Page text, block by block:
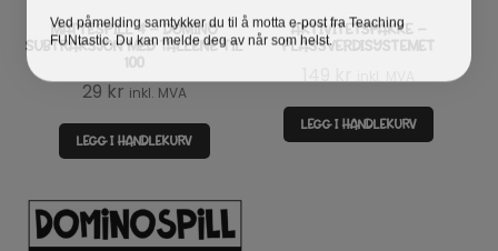
MATTESPILL 4 – DOMINO
SUBTRAKSJON MED TALLENE TIL
100
29 kr inkl. MVA
LEGG I HANDLEKURV
AKTIVITETSPAKKE –
PLASSVERDISYSTEMET
149kr inkl. MVA
LEGG I HANDLEKURV
Ved påmelding samtykker du til å motta e-post fra Teaching
FUNtastic. Du kan melde deg av når som helst.